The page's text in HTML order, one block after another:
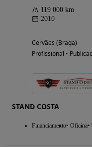
119 000 km
2010
Cervães (Braga)
Profissional •
STAND COSTA
Financiamento Oficina